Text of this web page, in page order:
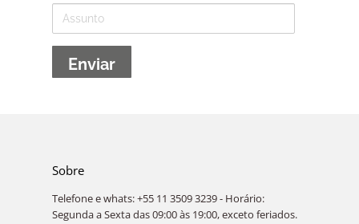
Assunto
Sobre
Telefone e whats: +55 11 3509 3239 - Horário:
Segunda a Sexta das 09:00 às 19:00, exceto feriados.